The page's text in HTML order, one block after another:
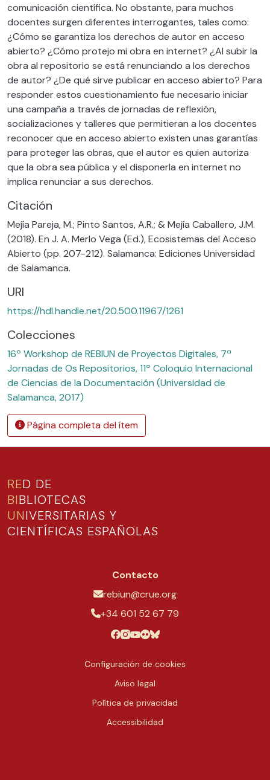
comunicación científica. No obstante, para muchos
docentes surgen diferentes interrogantes, tales como:
¿Cómo se garantiza los derechos de autor en acceso
abierto? ¿Cómo protejo mi obra en internet? ¿Al subir la
obra al repositorio se está renunciando a los derechos
de autor? ¿De qué sirve publicar en acceso abierto? Para
responder estos cuestionamiento fue necesario iniciar
una campaña a través de jornadas de reflexión,
socializaciones y talleres que permitieran a los docentes
reconocer que en acceso abierto existen unas garantías
para proteger las obras, que el autor es quien autoriza
que la obra sea pública y el disponerla en internet no
implica renunciar a sus derechos.
Citación
Mejía Pareja, M.; Pinto Santos, A.R.; & Mejía Caballero, J.M.
(2018). En J. A. Merlo Vega (Ed.), Ecosistemas del Acceso
Abierto (pp. 207-212). Salamanca: Ediciones Universidad
de Salamanca.
URI
https://hdl.handle.net/20.500.11967/1261
Colecciones
16º Workshop de REBIUN de Proyectos Digitales, 7ª
Jornadas de Os Repositorios, 11º Coloquio Internacional
de Ciencias de la Documentación (Universidad de
Salamanca, 2017)
Página completa del ítem
RED DE
BIBLIOTECAS
UNIVERSITARIAS Y
CIENTÍFICAS ESPAÑOLAS
Contacto
rebiun@crue.org
+34 601 52 67 79
Configuración de cookies
Aviso legal
Política de privacidad
Accessibilidad